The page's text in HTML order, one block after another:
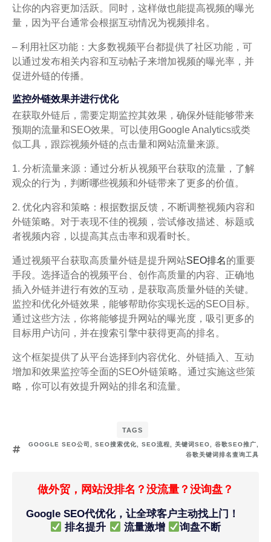
让你的内容更加活跃。同时，这样做也能提高视频的曝光
量，因为平台通常会根据互动情况为视频排名。
– 利用社区功能：大多数视频平台都提供了社区功能，可
以通过发布相关内容和互动帖子来增加视频的曝光率，并
促进外链的传播。
监控外链效果并进行优化
在获取外链后，需要定期监控其效果，确保外链能够带来
预期的流量和SEO效果。可以使用Google Analytics或类
似工具，跟踪视频外链的点击量和网站流量来源。
1. 分析流量来源：通过分析从视频平台获取的流量，了解
观众的行为，判断哪些视频和外链带来了更多的价值。
2. 优化内容和策略：根据数据反馈，不断调整视频内容和
外链策略。对于表现不佳的视频，尝试修改描述、标题或
者视频内容，以提高其点击率和观看时长。
通过视频平台获取高质量外链是提升网站SEO排名的重要
手段。选择适合的视频平台、创作高质量的内容、正确地
插入外链并进行有效的互动，是获取高质量外链的关键。
监控和优化外链效果，能够帮助你实现长远的SEO目标。
通过这些方法，你将能够提升网站的曝光度，吸引更多的
目标用户访问，并在搜索引擎中获得更高的排名。
这个框架提供了从平台选择到内容优化、外链插入、互动
增加和效果监控等全面的SEO外链策略。通过实施这些策
略，你可以有效提升网站的排名和流量。
TAGS
GOOGLE SEO公司 SEO搜索优化 SEO流程 关键词SEO 谷歌SEO推广
谷歌关键词排名查询工具
做外贸，网站没排名？没流量？没询盘？
Google SEO代优化，让全球客户主动找上门！
排名提升
流量激增 询盘不断